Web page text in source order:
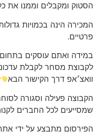
הסטוק ומקבלים וממנו את
המכירה הינה בכמויות
פרטיים.
במידה ואתם עוסקים
לקבוצת מסחר לקבלת
וואצ׳אפ דרך הקישור הבא
הקבוצה פעילה וסגורה
שמסייעים לכל החברים
הפירסום מתבצע על ידי אתר